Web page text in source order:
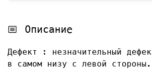
Описание
Дефект : незначительный
в самом низу с левой стороны.